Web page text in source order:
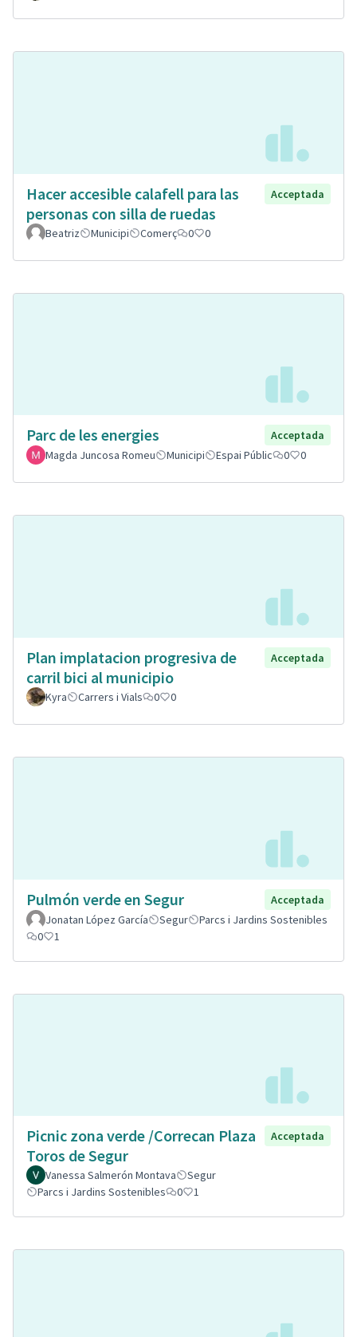
Hacer accesible calafell para las
personas con silla de ruedas
Acceptada
Beatriz Municipi Comerç 0 0
Parc de les energies
Acceptada
Magda Juncosa Romeu
Municipi Espai Públic 0 0
Plan implatacion progresiva de
carril bici al municipio
Acceptada
Kyra Carrers i Vials 0 0
Pulmón verde en Segur
Acceptada
Jonatan López García
Segur
Parcs i Jardins Sostenibles
0
1
Picnic zona verde /Correcan Plaza
Toros de Segur
Acceptada
Vanessa Salmerón Montava
Segur
Parcs i Jardins Sostenibles
0 1